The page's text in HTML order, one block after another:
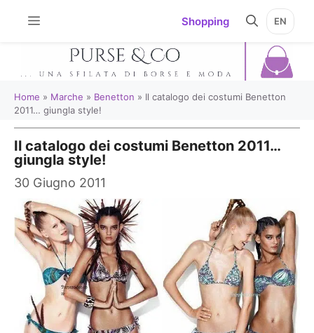
Shopping EN
Home » Marche » Benetton » Il catalogo dei costumi Benetton
2011… giungla style!
Il catalogo dei costumi Benetton 2011…
giungla style!
30 Giugno 2011